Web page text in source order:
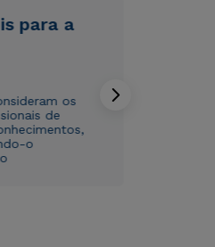
para a
os
de
o
Política de Privacidade.
sejam utilizados para o
do Sul.
Política de Privacidade.
sejam utilizados para o
do Sul.